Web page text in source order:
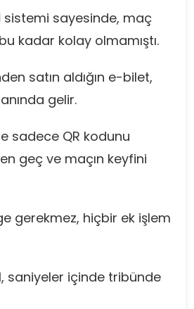
sistemi sayesinde, maç
kadar kolay olmamıştı.
satın aldığın e-bilet,
gelir.
sadece QR kodunu
geç ve maçın keyfini
gerekmez, hiçbir ek işlem
saniyeler içinde tribünde